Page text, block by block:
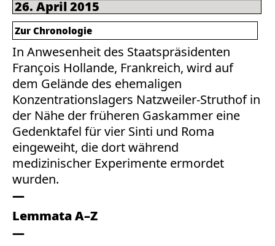
26. April 2015
In Anwesenheit des Staatspräsidenten
François Hollande, Frankreich, wird auf
dem Gelände des ehemaligen
Konzentrationslagers Natzweiler-Struthof in
der Nähe der früheren Gaskammer eine
Gedenktafel für vier Sinti und Roma
eingeweiht, die dort während
medizinischer Experimente ermordet
wurden.
Lemmata A–Z
Zur Chronologie